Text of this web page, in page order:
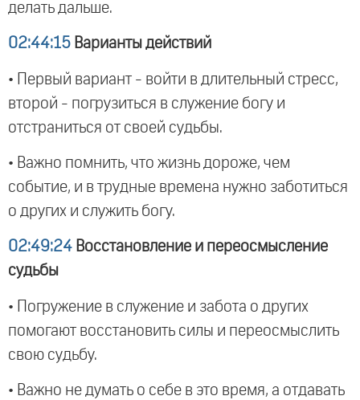
делать дальше.
02:44:15 Варианты действий
• Первый вариант - войти в длительный стресс,
второй - погрузиться в служение богу и
отстраниться от своей судьбы.
• Важно помнить, что жизнь дороже, чем
событие, и в трудные времена нужно заботиться
о других и служить богу.
02:49:24 Восстановление и переосмысление
судьбы
• Погружение в служение и забота о других
помогают восстановить силы и переосмыслить
свою судьбу.
• Важно не думать о себе в это время, а отдавать